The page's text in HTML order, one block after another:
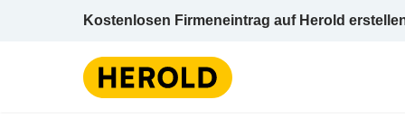
Kostenlosen Firmeneintrag auf Herold